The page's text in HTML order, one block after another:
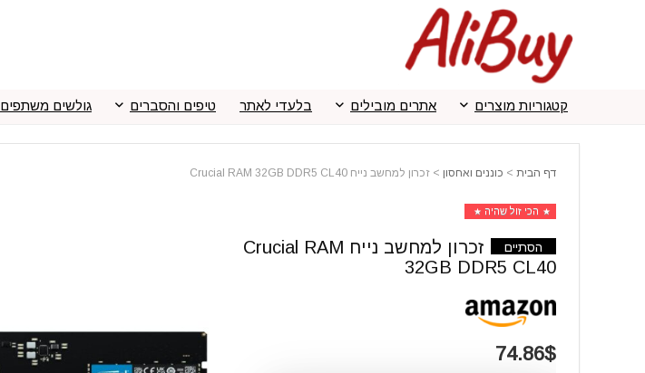
קטגוריות מוצרים אתרים מובילים בלעדי לאתר טיפים והסברים גולשים משתפים
דף הבית > כוננים ואחסון > זכרון למחשב נייח Crucial RAM 32GB DDR5 CL40
הכי זול שהיה
הסתיים
זכרון למחשב נייח Crucial RAM
32GB DDR5 CL40
74.86$